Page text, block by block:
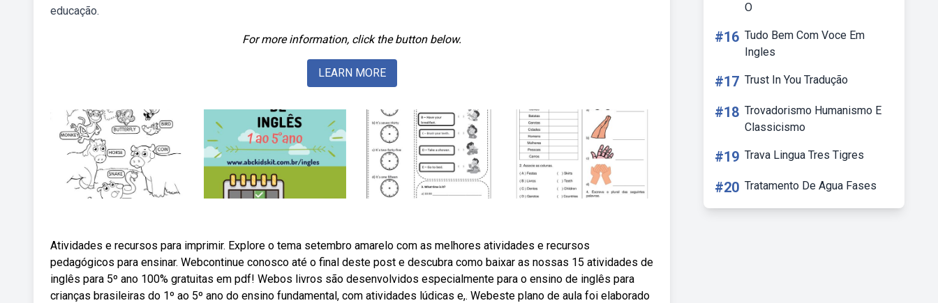
educação.
For more information, click the button below.
LEARN MORE
Atividades e recursos para imprimir. Explore o tema setembro amarelo com as melhores atividades e recursos
pedagógicos para ensinar. Webcontinue conosco até o final deste post e descubra como baixar as nossas 15 atividades de
inglês para 5º ano 100% gratuitas em pdf! Webos livros são desenvolvidos especialmente para o ensino de inglês para
crianças brasileiras do 1º ao 5º ano do ensino fundamental, com atividades lúdicas e,. Webeste plano de aula foi elaborado
O
#16 Tudo Bem Com Voce Em
Ingles
#17 Trust In You Tradução
#18 Trovadorismo Humanismo E
Classicismo
#19 Trava Lingua Tres Tigres
#20 Tratamento De Agua Fases